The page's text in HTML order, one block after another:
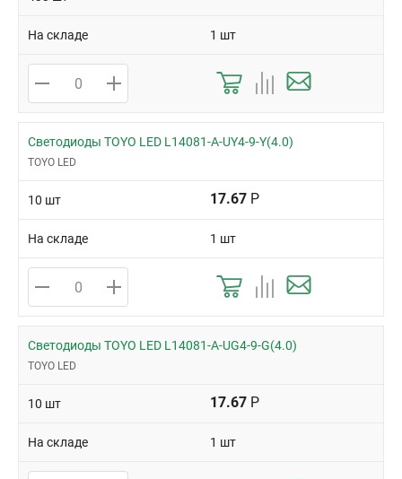
На складе 1 шт
Светодиоды TOYO LED L14081-A-UY4-9-Y(4.0)
TOYO LED
10 шт 17.67 Р
На складе 1 шт
Светодиоды TOYO LED L14081-A-UG4-9-G(4.0)
TOYO LED
10 шт 17.67 Р
На складе 1 шт